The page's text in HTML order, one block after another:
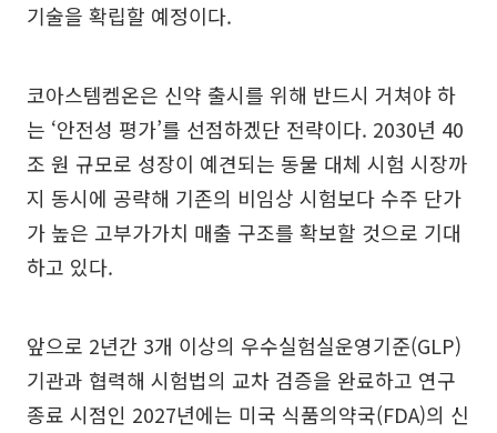
기술을 확립할 예정이다.
코아스템켐온은 신약 출시를 위해 반드시 거쳐야 하
는 ‘안전성 평가’를 선점하겠단 전략이다. 2030년 40
조 원 규모로 성장이 예견되는 동물 대체 시험 시장까
지 동시에 공략해 기존의 비임상 시험보다 수주 단가
가 높은 고부가가치 매출 구조를 확보할 것으로 기대
하고 있다.
앞으로 2년간 3개 이상의 우수실험실운영기준(GLP)
기관과 협력해 시험법의 교차 검증을 완료하고 연구
종료 시점인 2027년에는 미국 식품의약국(FDA)의 신